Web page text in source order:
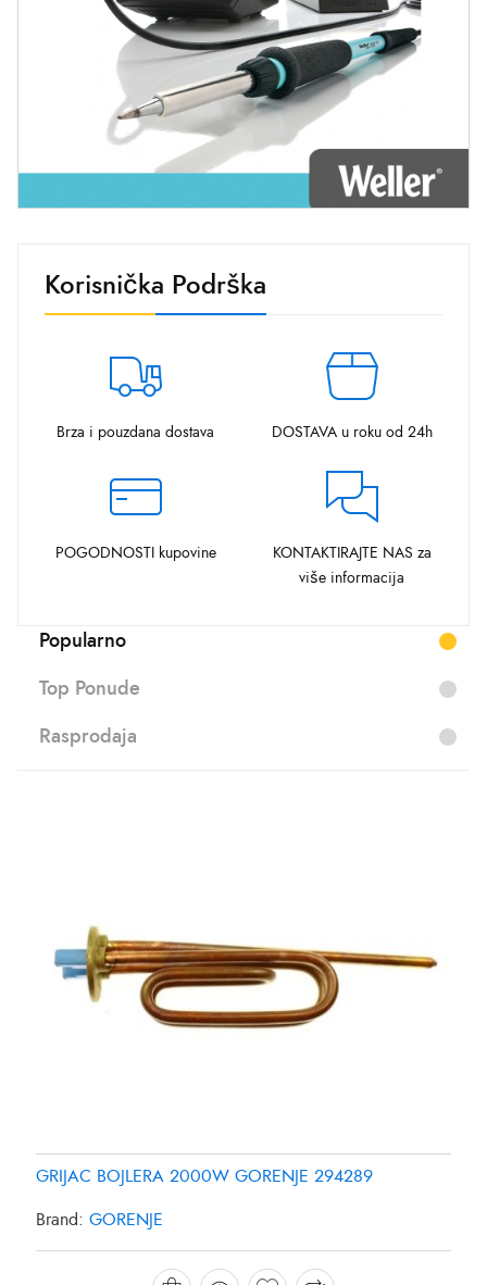
Korisnička Podrška
Brza i pouzdana dostava DOSTAVA u roku od 24h
POGODNOSTI kupovine
KONTAKTIRAJTE NAS za
više informacija
Popularno
Top Ponude
Rasprodaja
GRIJAC BOJLERA 2000W GORENJE 294289
Brand: GORENJE
GRIJAC FRIZIDERA SAMSUNG DA9600013Y
Brand: SAMSUNG
GRIJAC FRIZIDERA SAMSUNG DA96-00280K
Brand: SAMSUNG